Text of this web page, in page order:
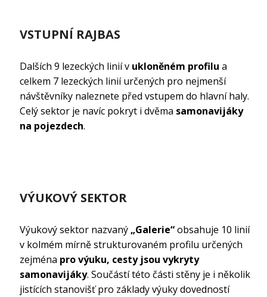
VSTUPNÍ RAJBAS
Dalších 9 lezeckých linií v ukloněném profilu a
celkem 7 lezeckých linií určených pro nejmenší
návštěvníky naleznete před vstupem do hlavní haly.
Celý sektor je navíc pokryt i dvěma samonavijáky
na pojezdech.
VÝUKOVÝ SEKTOR
Výukový sektor nazvaný „Galerie“obsahuje 10 linií
v kolmém mírně strukturovaném profilu určených
zejména pro výuku, cesty jsou vykryty
samonavijáky. Součástí této části stěny je i několik
jistících stanovišť pro základy výuky dovedností